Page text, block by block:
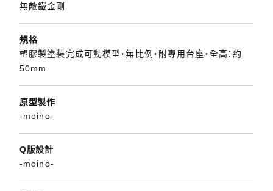
無敵鐵金剛
規格
塑膠製塗裝完成可動模型・無比例・附專用台座・全高：約
50mm
原型製作
-moino-
Q版設計
-moino-